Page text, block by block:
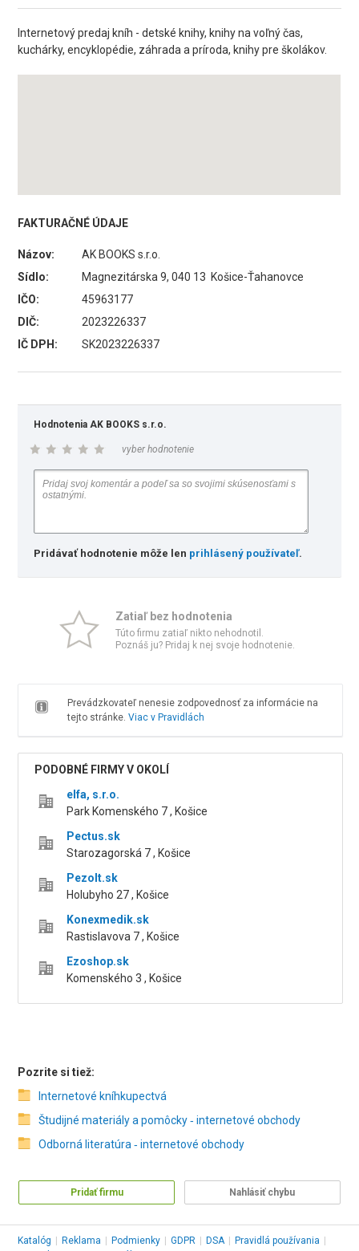
Internetový predaj kníh - detské knihy, knihy na voľný čas,
kuchárky, encyklopédie, záhrada a príroda, knihy pre školákov.
FAKTURAČNÉ ÚDAJE
Názov:
AK BOOKS s.r.o.
Sídlo:
Magnezitárska 9, 040 13 Košice-Ťahanovce
IČO:
45963177
DIČ:
2023226337
IČ DPH:
SK2023226337
Hodnotenia AK BOOKS s.r.o.
vyber hodnotenie
Pridávať hodnotenie môže len prihlásený používateľ.
Zatiaľ bez hodnotenia
Túto firmu zatiaľ nikto nehodnotil.
Poznáš ju? Pridaj k nej svoje hodnotenie.
Prevádzkovateľ nenesie zodpovednosť za informácie na
tejto stránke. Viac v Pravidlách
PODOBNÉ FIRMY V OKOLÍ
elfa, s.r.o.
Park Komenského 7 , Košice
Pectus.sk
Starozagorská 7 , Košice
Pezolt.sk
Holubyho 27 , Košice
Konexmedik.sk
Rastislavova 7 , Košice
Ezoshop.sk
Komenského 3 , Košice
Pozrite si tiež:
Internetové kníhkupectvá
Študijné materiály a pomôcky ‑ internetové obchody
Odborná literatúra ‑ internetové obchody
Pridať firmu Nahlásiť chybu
Katalóg Reklama Podmienky GDPR DSA Pravidlá používania